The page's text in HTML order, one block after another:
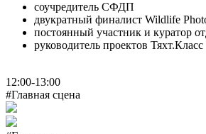
соучредитель СФДП
двукратный финалист Wildlife
постоянный участник и куратор
руководитель проектов
12:00-13:00
#Главная сцена